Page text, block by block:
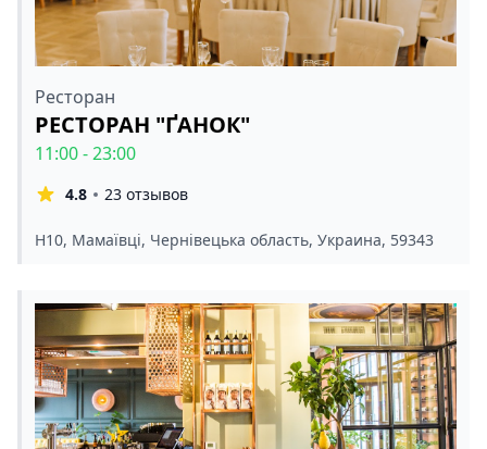
Ресторан
РЕСТОРАН "ҐАНОК"
11:00 - 23:00
4.8 23 отзывов
Н10, Мамаївці, Чернівецька область, Украина, 59343